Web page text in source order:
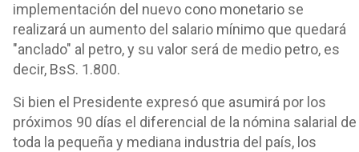
implementación del nuevo cono monetario se
realizará un aumento del salario mínimo que quedará
"anclado" al petro, y su valor será de medio petro, es
decir, BsS. 1.800.
Si bien el Presidente expresó que asumirá por los
próximos 90 días el diferencial de la nómina salarial de
toda la pequeña y mediana industria del país, los